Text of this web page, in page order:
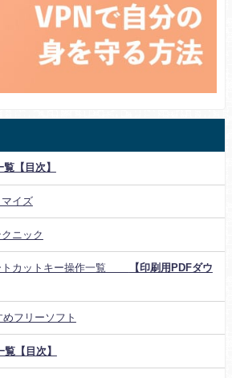
【目次】
マイズ
ニック
トカットキー操作一覧
【印刷用PDFダウ
フリーソフト
【目次】